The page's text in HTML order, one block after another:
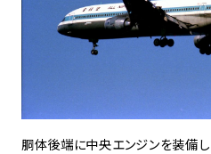
胴体後端に中央エンジンを装備